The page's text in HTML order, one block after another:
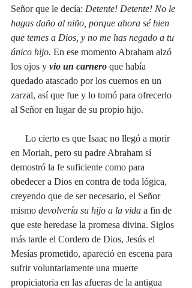
Señor que le decía: Detente! Detente! No le
hagas daño al niño, porque ahora sé bien
que temes a Dios, y no me has negado a tu
único hijo. En ese momento Abraham alzó
los ojos y vio un carnero que había
quedado atascado por los cuernos en un
zarzal, así que fue y lo tomó para ofrecerlo
al Señor en lugar de su propio hijo.
en Moriah, pero su padre Abraham sí
demostró la fe suficiente como para
obedecer a Dios en contra de toda lógica,
creyendo que de ser necesario, el Señor
mismo devolvería su hijo a la vida a fin de
que este heredase la promesa divina. Siglos
más tarde el Cordero de Dios, Jesús el
Mesías prometido, apareció en escena para
sufrir voluntariamente una muerte
propiciatoria en las afueras de la antigua